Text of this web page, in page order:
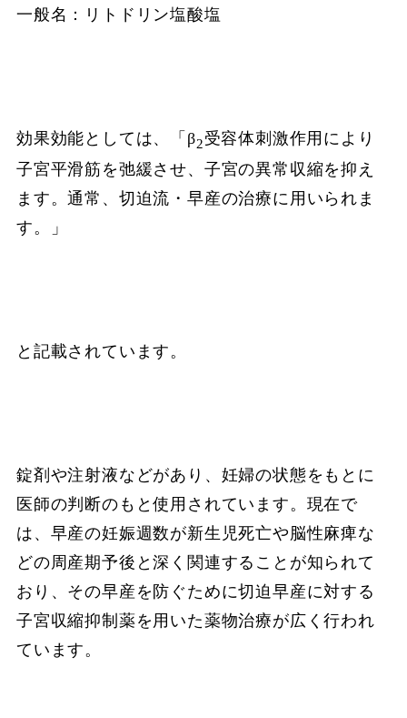
一般名：リトドリン塩酸塩
効果効能としては、「β2受容体刺激作用により
子宮平滑筋を弛緩させ、子宮の異常収縮を抑え
ます。通常、切迫流・早産の治療に用いられま
す。」
と記載されています。
錠剤や注射液などがあり、妊婦の状態をもとに
医師の判断のもと使用されています。現在で
は、早産の妊娠週数が新生児死亡や脳性麻痺な
どの周産期予後と深く関連することが知られて
おり、その早産を防ぐために切迫早産に対する
子宮収縮抑制薬を用いた薬物治療が広く行われ
ています。